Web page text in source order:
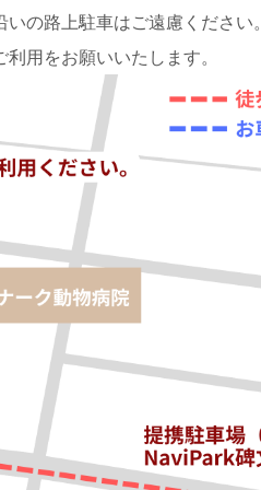
の路上駐車はご遠慮ください。
用をお願いいたします。